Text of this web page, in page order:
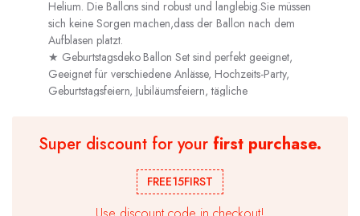
Helium. Die Ballons sind robust und langlebig.Sie müssen
sich keine Sorgen machen,dass der Ballon nach dem
Aufblasen platzt.
★ Geburtstagsdeko Ballon Set sind perfekt geeignet,
Geeignet für verschiedene Anlässe, Hochzeits-Party,
Geburtstagsfeiern, Jubiläumsfeiern, tägliche
Super discount for yourfirst purchase.
FREE15FIRST